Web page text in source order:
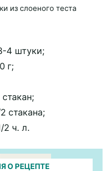
4 штуки;
г;
стакана;
2 ч. л.
О РЕЦЕПТЕ